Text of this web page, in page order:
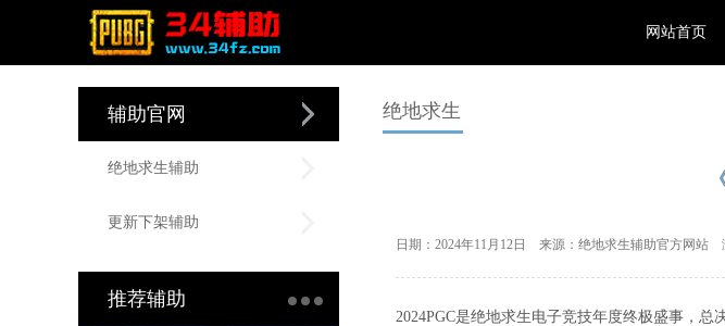
网站首页
辅助官网
绝地求生辅助
更新下架辅助
推荐辅助
绝地求生
日期：2024年11月12日 来源：绝地求生辅助官方网站
2024PGC是绝地求生电子竞技年度终极盛事，总